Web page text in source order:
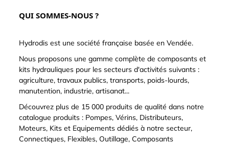
QUI SOMMES-NOUS ?
Hydrodis est une société française basée en Vendée.
Nous proposons une gamme complète de composants et
kits hydrauliques pour les secteurs d'activités suivants :
agriculture, travaux publics, transports, poids-lourds,
manutention, industrie, artisanat...
Découvrez plus de 15 000 produits de qualité dans notre
catalogue produits : Pompes, Vérins, Distributeurs,
Moteurs, Kits et Equipements dédiés à notre secteur,
Connectiques, Flexibles, Outillage, Composants